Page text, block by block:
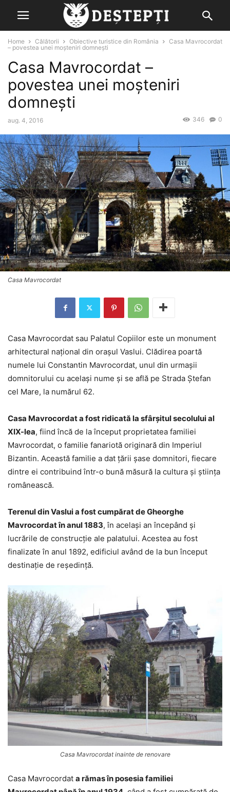
Home Călătorii Obiective turistice din România
Casa Mavrocordat
– povestea unei moșteniri domnești
Casa Mavrocordat –
povestea unei moșteniri
domnești
aug. 4, 2016 0
346
Casa Mavrocordat
Casa Mavrocordat sau Palatul Copiilor este un monument
arhitectural naţional din oraşul Vaslui. Clădirea poartă
numele lui Constantin Mavrocordat, unul din urmaşii
domnitorului cu acelaşi nume şi se află pe Strada Ştefan
cel Mare, la numărul 62.
Casa Mavrocordat a fost ridicată la sfârşitul secolului al
XIX-lea, fiind încă de la început proprietatea familiei
Mavrocordat, o familie fanariotă originară din Imperiul
Bizantin. Această familie a dat ţării şase domnitori, fiecare
dintre ei contribuind într-o bună măsură la cultura şi ştiinţa
românească.
Terenul din Vaslui a fost cumpărat de Gheorghe
Mavrocordat în anul 1883, în acelaşi an începând şi
lucrările de construcţie ale palatului. Acestea au fost
finalizate în anul 1892, edificiul având de la bun început
destinaţie de reşedinţă.
Casa Mavrocordat inainte de renovare
Casa Mavrocordat a rămas în posesia familiei